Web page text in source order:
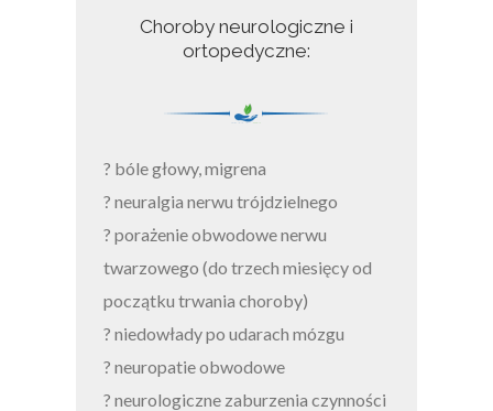
Choroby neurologiczne i
ortopedyczne:
? bóle głowy, migrena
? neuralgia nerwu trójdzielnego
? porażenie obwodowe nerwu
twarzowego (do trzech miesięcy od
początku trwania choroby)
? niedowłady po udarach mózgu
? neuropatie obwodowe
? neurologiczne zaburzenia czynności